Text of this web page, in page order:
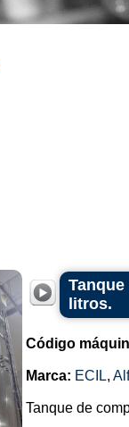
litros.
Código
Marca: ECIL,
Tanque de